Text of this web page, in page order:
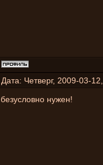
Дата: Четверг, 2009-03-
безусловно нужен!